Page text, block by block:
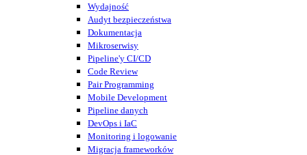
Wydajność
Audyt bezpieczeństwa
Dokumentacja
Mikroserwisy
Pipeline'y CI/CD
Code Review
Pair Programming
Mobile Development
Pipeline danych
DevOps i IaC
Monitoring i logowanie
Migracja frameworków